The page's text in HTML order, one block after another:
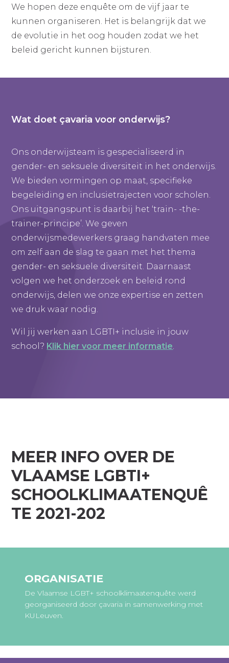
We hopen deze enquête om de vijf jaar te
kunnen organiseren. Het is belangrijk dat we
de evolutie in het oog houden zodat we het
beleid gericht kunnen bijsturen.
Wat doet çavaria voor onderwijs?
Ons onderwijsteam is gespecialiseerd in
gender- en seksuele diversiteit in het onderwijs.
We bieden vormingen op maat, specifieke
begeleiding en inclusietrajecten voor scholen.
Ons uitgangspunt is daarbij het ‘train- -the-
trainer-principe’. We geven
onderwijsmedewerkers graag handvaten mee
om zelf aan de slag te gaan met het thema
gender- en seksuele diversiteit. Daarnaast
volgen we het onderzoek en beleid rond
onderwijs, delen we onze expertise en zetten
we druk waar nodig.
​Wil jij werken aan LGBTI+ inclusie in jouw
school? Klik hier voor meer informatie
MEER INFO OVER DE
VLAAMSE LGBTI+
SCHOOLKLIMAATENQUÊ
TE 2021-202
ORGANISATIE
De Vlaamse LGBT+ schoolklimaatenquête werd
georganiseerd door çavaria in samenwerking met
KULeuven.